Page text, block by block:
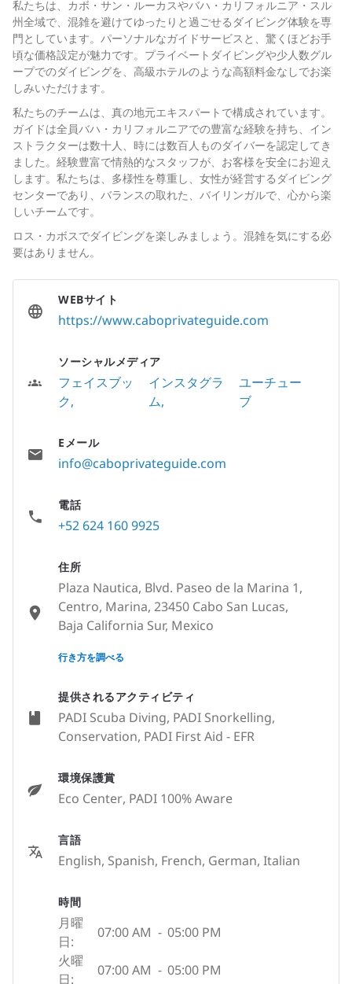
私たちは、カボ・サン・ルーカスやバハ・カリフォルニア・スル
州全域で、混雑を避けてゆったりと過ごせるダイビング体験を専
門としています。パーソナルなガイドサービスと、驚くほどお手
頃な価格設定が魅力です。プライベートダイビングや少人数グル
ープでのダイビングを、高級ホテルのような高額料金なしでお楽
しみいただけます。
私たちのチームは、真の地元エキスパートで構成されています。
ガイドは全員バハ・カリフォルニアでの豊富な経験を持ち、イン
ストラクターは数十人、時には数百人ものダイバーを認定してき
ました。経験豊富で情熱的なスタッフが、お客様を安全にお迎え
します。私たちは、多様性を尊重し、女性が経営するダイビング
センターであり、バランスの取れた、バイリンガルで、心から楽
しいチームです。
ロス・カボスでダイビングを楽しみましょう。混雑を気にする必
要はありません。
提供されるアクティビティ
PADI Scuba Diving, PADI Snorkelling,
Conservation, PADI First Aid - EFR
環境保護賞
Eco Center, PADI 100% Aware
言語
English, Spanish, French, German, Italian
時間
月曜
日:
07:00 AM - 05:00 PM
火曜
日:
07:00 AM - 05:00 PM
WEBサイト
https://www.caboprivateguide.com
ソーシャルメディア
フェイスブッ
ク
インスタグラ
ム
ユーチュー
ブ
Eメール
info@caboprivateguide.com
電話
+52 624 160 9925
住所
Plaza Nautica, Blvd. Paseo de la Marina 1,
Centro, Marina, 23450 Cabo San Lucas,
Baja California Sur, Mexico
None
行き方を調べる